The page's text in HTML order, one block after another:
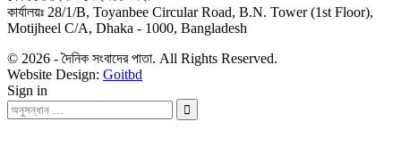
কার্যালয়ঃ 28/1/B, Toyanbee Circular Road, B.N. Tower (1st Floor),
Motijheel C/A, Dhaka - 1000, Bangladesh
© 2026 - দৈনিক সংবাদের পাতা. All Rights Reserved.
Website Design: Goitbd
Sign in